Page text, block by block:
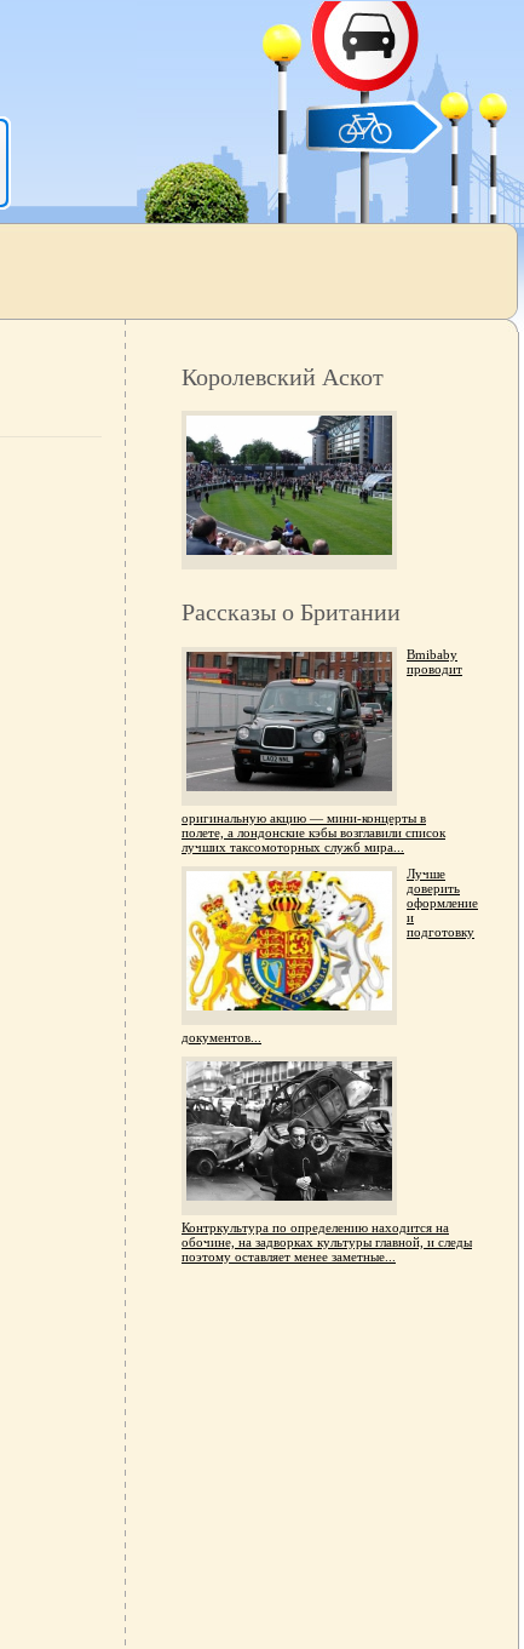
Королевский Аскот
Рассказы о Британии
Bmibaby
проводит
оригинальную акцию — мини-концерты в
полете, а лондонские кэбы возглавили список
лучших таксомоторных служб мира...
Лучше
доверить
оформление
и
подготовку
документов...
Контркультура по определению находится на
обочине, на задворках культуры главной, и следы
поэтому оставляет менее заметные...